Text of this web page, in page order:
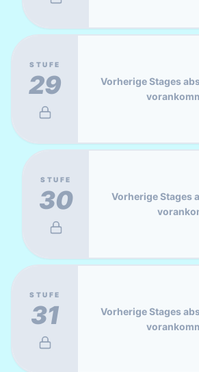
STUFE
29
Vorherige Stages
STUFE
30
Vorherige Stages
STUFE
31
Vorherige Stages